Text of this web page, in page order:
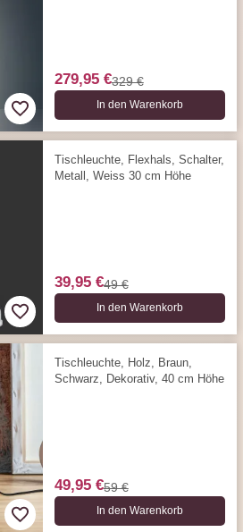
279,95 €329 €
In den Warenkorb
Tischleuchte, Flexhals, Schalter,
Metall, Weiss 30 cm Höhe
39,95 €49 €
In den Warenkorb
Tischleuchte, Holz, Braun,
Schwarz, Dekorativ, 40 cm Höhe
49,95 €59 €
In den Warenkorb